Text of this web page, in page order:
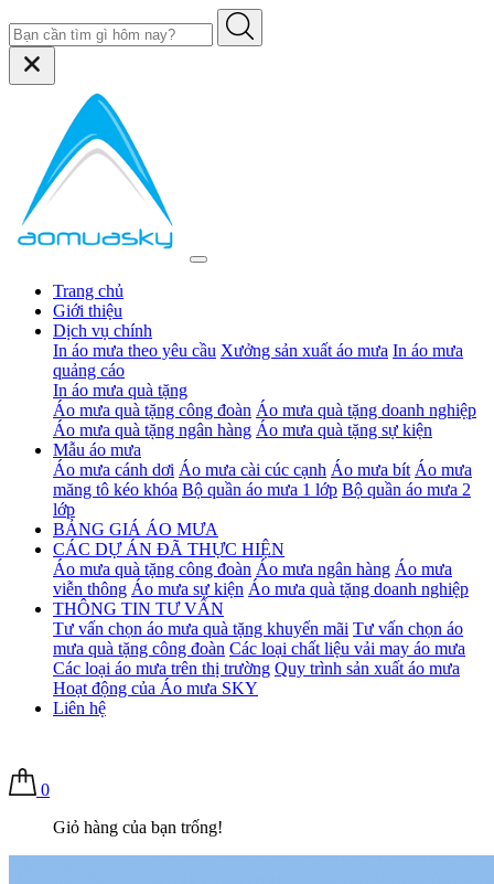
Trang chủ
Giới thiệu
Dịch vụ chính
In áo mưa theo yêu cầu Xưởng sản xuất áo mưa In áo mưa
quảng cáo
In áo mưa quà tặng
Áo mưa quà tặng công đoàn Áo mưa quà tặng doanh nghiệp
Áo mưa quà tặng ngân hàng Áo mưa quà tặng sự kiện
Mẫu áo mưa
Áo mưa cánh dơi Áo mưa cài cúc cạnh Áo mưa bít Áo mưa
măng tô kéo khóa Bộ quần áo mưa 1 lớp Bộ quần áo mưa 2
lớp
BẢNG GIÁ ÁO MƯA
CÁC DỰ ÁN ĐÃ THỰC HIỆN
Áo mưa quà tặng công đoàn Áo mưa ngân hàng Áo mưa
viễn thông Áo mưa sự kiện Áo mưa quà tặng doanh nghiệp
THÔNG TIN TƯ VẤN
Tư vấn chọn áo mưa quà tặng khuyến mãi Tư vấn chọn áo
mưa quà tặng công đoàn Các loại chất liệu vải may áo mưa
Các loại áo mưa trên thị trường Quy trình sản xuất áo mưa
Hoạt động của Áo mưa SKY
Liên hệ
0
Giỏ hàng của bạn trống!